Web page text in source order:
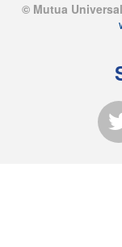
© Mutua